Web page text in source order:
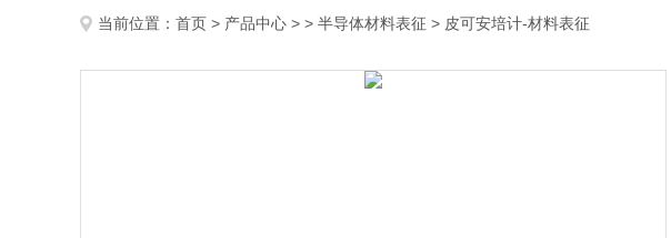
当前位置： 首页 > 产品中心 > > 半导体材料表征 > 皮可安培计-材料表征